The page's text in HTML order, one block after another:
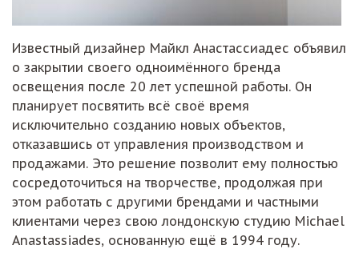
Известный дизайнер Майкл Анастассиадес объявил
о закрытии своего одноимённого бренда
освещения после 20 лет успешной работы. Он
планирует посвятить всё своё время
исключительно созданию новых объектов,
отказавшись от управления производством и
продажами. Это решение позволит ему полностью
сосредоточиться на творчестве, продолжая при
этом работать с другими брендами и частными
клиентами через свою лондонскую студию Michael
Anastassiades, основанную ещё в 1994 году.